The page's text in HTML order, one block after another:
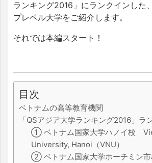
ランキング2016」にランクインした
プレベル大学をご紹介します。
それでは本編スタート！
目次
ベトナムの高等教育機関
「QSアジア大学ランキング2016」ラ
① ベトナム国家大学ハノイ校
University, Hanoi（VNU）
② ベトナム国家大学ホーチミン